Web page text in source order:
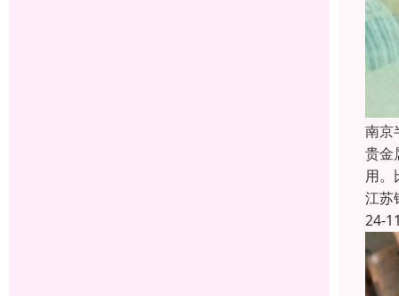
南京
贵金
用。
江苏
24-